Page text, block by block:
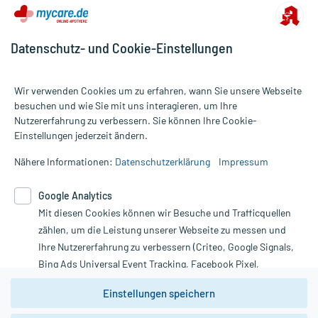
Alle Preise gelten inkl. MwSt., ggf. zzgl. Versandkosten
Informationen auf dieser Website werden ausschließlich für
die Untersuchung und Behandlung durch einen Arzt. Bitte
Therapien eingeleitet werden können. | Diese Webseite benutzt
Google Analytics. Lesen Sie bitte dazu die wichtigen Hinweise in
unserer Datenschutzerklärung. Für den Widerruf einer Bestellung
nutzen Sie das Formular:
Vertrag widerrufen
Datenschutz- und Cookie-Einstellungen
Wir verwenden Cookies um zu erfahren, wann Sie unsere Webseite
besuchen und wie Sie mit uns interagieren, um Ihre
Nutzererfahrung zu verbessern. Sie können Ihre Cookie-
Einstellungen jederzeit ändern.
Nähere Informationen: Datenschutzerklärung Impressum
Google Analytics
Mit diesen Cookies können wir Besuche und Trafficquellen
zählen, um die Leistung unserer Webseite zu messen und
Ihre Nutzererfahrung zu verbessern (Criteo, Google Signals,
Bing Ads Universal Event Tracking, Facebook Pixel,
Youtube-Social Plugin).
Wir weisen darauf hin, dass die
Einstellungen speichern